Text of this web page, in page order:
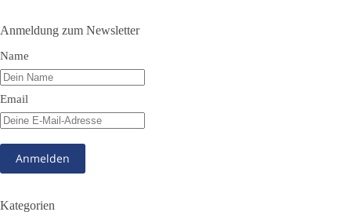
Im Politischen Frühschoppen diskutieren die Teilnehmer das
Verhältnis von Mensch, Natur und Grundgesetz.
Beitrag der AG Strategische Impulse
Kann die Natur Träger eigener Grundrechte sein? Oder würde
eine solche Entwicklung das Fundament unseres
beschäftigte sich die Teilnehmer des Politischen
Frühschoppens der AG Strategische Impulse am 19. Juli 2026.
derzeit in Teilen der Umweltbewegung diskutierten
Anmeldung zum Newsletter
Name
Email
Kategorien